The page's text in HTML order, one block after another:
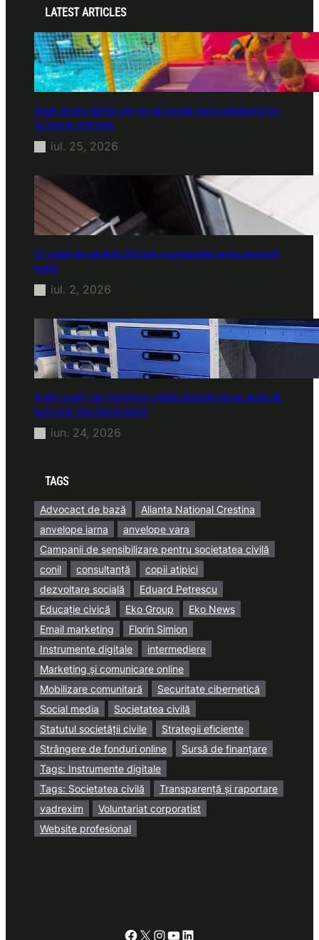
LATEST ARTICLES
Soluții pentru părinții care vor să își vadă copiii explorând în loc
să stea pe telefoane
iul. 25, 2026
Ce soluție de urmărire GPS este recomandată pentru transport
marfă
iul. 2, 2026
Atelier mobil: cum transformi o dubă obișnuită într-un spațiu de
lucru care chiar funcționează
iun. 24, 2026
TAGS
Advocact de bază
Alianta National Crestina
anvelope iarna
anvelope vara
Campanii de sensibilizare pentru societatea civilă
conil
consultanță
copii atipici
dezvoltare socială
Eduard Petrescu
Educație civică
Eko Group
Eko News
Email marketing
Florin Simion
Instrumente digitale
intermediere
Marketing și comunicare online
Mobilizare comunitară
Securitate cibernetică
Social media
Societatea civilă
Statutul societății civile
Strategii eficiente
Strângere de fonduri online
Sursă de finanțare
Tags: Instrumente digitale
Tags: Societatea civilă
Transparență și raportare
vadrexim
Voluntariat corporatist
Website profesional
Facebook
X Instagram
YouTube
LinkedIn